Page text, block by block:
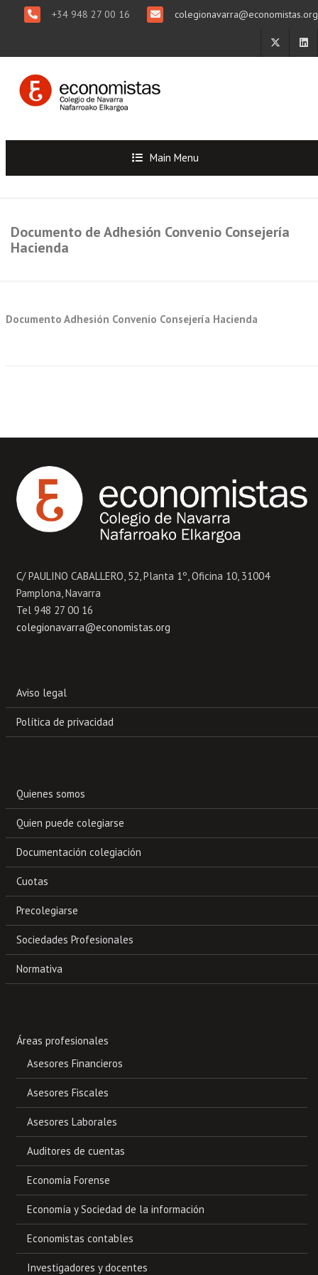
+34 948 27 00 16 colegionavarra@economistas.org
Main Menu
Documento de Adhesión Convenio Consejería
Hacienda
Documento Adhesión Convenio Consejería Hacienda
C/ PAULINO CABALLERO, 52, Planta 1º, Oficina 10, 31004
Pamplona, Navarra
Tel 948 27 00 16
colegionavarra@economistas.org
Aviso legal
Política de privacidad
Quienes somos
Quien puede colegiarse
Documentación colegiación
Cuotas
Precolegiarse
Sociedades Profesionales
Normativa
Áreas profesionales
Asesores Financieros
Asesores Fiscales
Asesores Laborales
Auditores de cuentas
Economía Forense
Economía y Sociedad de la información
Economistas contables
Investigadores y docentes